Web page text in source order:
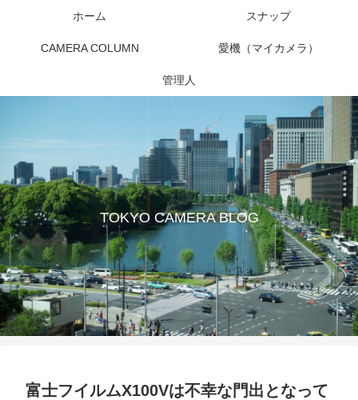
TOKYO CAMERA BLOG
ホーム スナップ
CAMERA COLUMN 愛機（マイカメラ）
管理人
富士フイルムX100Vは不幸な門出となって